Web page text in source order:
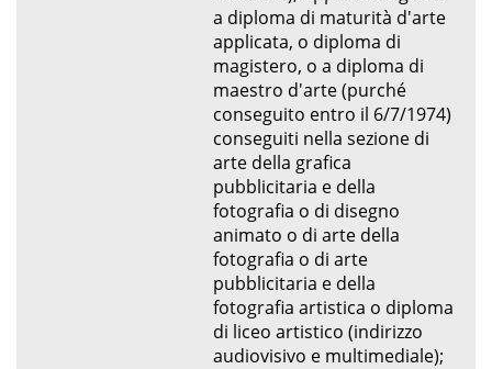
a diploma di maturità d'arte
applicata, o diploma di
magistero, o a diploma di
maestro d'arte (purché
conseguito entro il 6/7/1974)
conseguiti nella sezione di
arte della grafica
pubblicitaria e della
fotografia o di disegno
animato o di arte della
fotografia o di arte
pubblicitaria e della
fotografia artistica o diploma
di liceo artistico (indirizzo
audiovisivo e multimediale);